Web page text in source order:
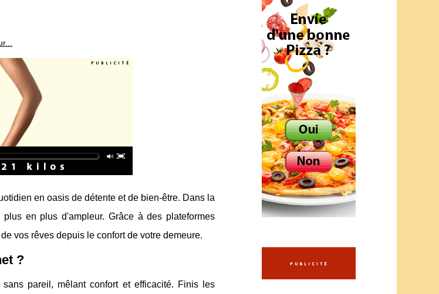
en oasis de détente et de bien-être. Dans la
en plus d'ampleur. Grâce à des plateformes
vos rêves depuis le confort de votre demeure.
?
pareil, mêlant confort et efficacité. Finis les